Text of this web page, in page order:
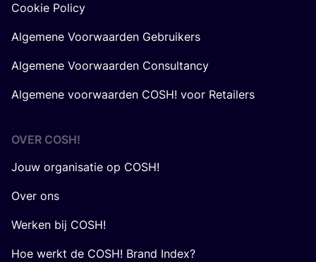
Cookie Policy
Algemene Voorwaarden Gebruikers
Algemene Voorwaarden Consultancy
Algemene voorwaarden COSH! voor Retailers
OVER COSH!
Jouw organisatie op COSH!
Over ons
Werken bij COSH!
Hoe werkt de COSH! Brand Index?